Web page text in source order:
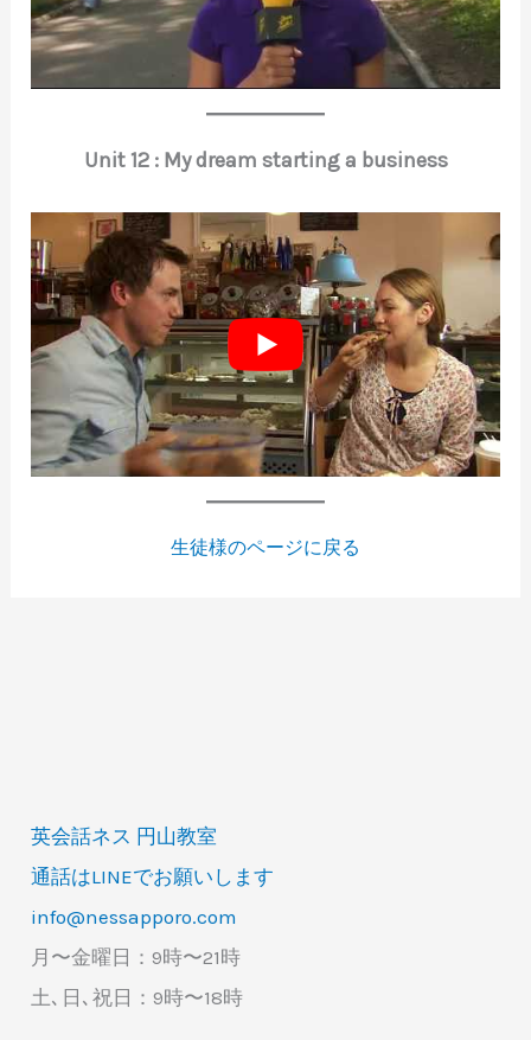
Unit 12 : My dream starting a business
生徒様のページに戻る
英会話ネス 円山教室
通話はLINEでお願いします
info@nessapporo.com
月〜金曜日：9時〜21時
土､日､祝日：9時〜18時